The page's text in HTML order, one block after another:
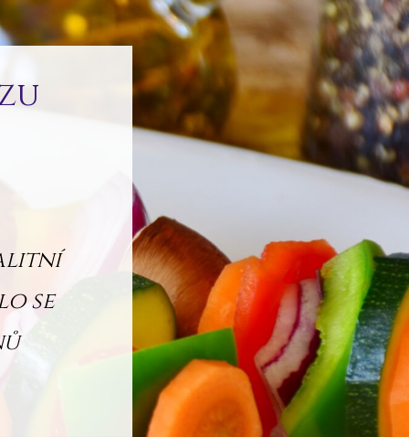
se